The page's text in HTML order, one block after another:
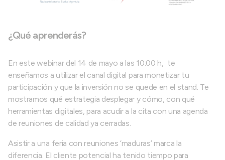
¿Qué aprenderás?
En este webinar del 14 de mayo a las 10:00 h, te
enseñamos a utilizar el canal digital para monetizar tu
participación y que la inversión no se quede en el stand. Te
mostramos qué estrategia desplegar y cómo, con qué
herramientas digitales, para acudir a la cita con una agenda
de reuniones de calidad ya cerradas.
Asistir a una feria con reuniones ‘maduras’ marca la
diferencia. El cliente potencial ha tenido tiempo para